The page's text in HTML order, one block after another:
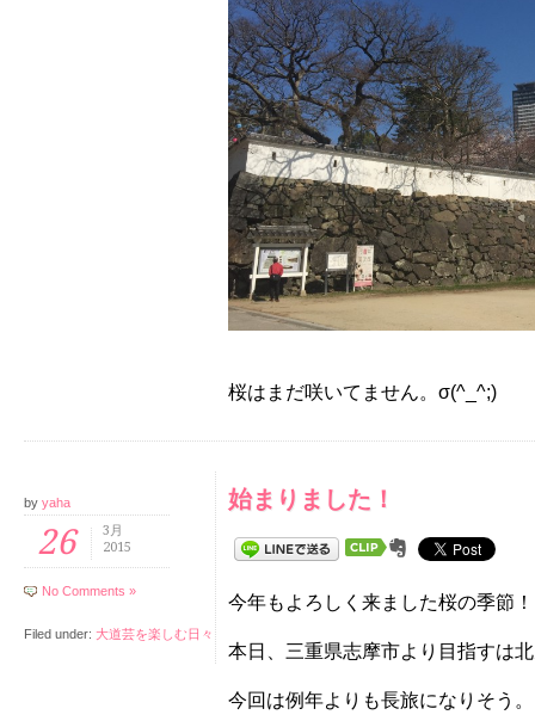
桜はまだ咲いてません。σ(^_^;)
by yaha
26
3月
2015
No Comments »
Filed under: 大道芸を楽しむ日々
始まりました！
今年もよろしく来ました桜の季節！
本日、三重県志摩市より目指すは
今回は例年よりも長旅になりそう。